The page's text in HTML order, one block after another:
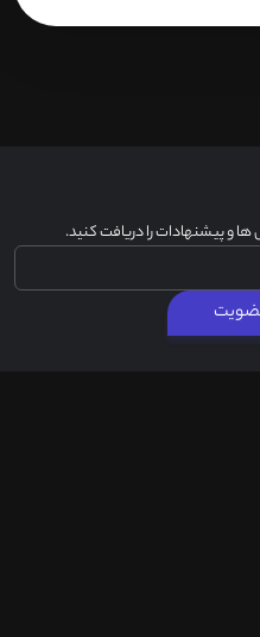
و پیشنهادات را دریافت کنید.